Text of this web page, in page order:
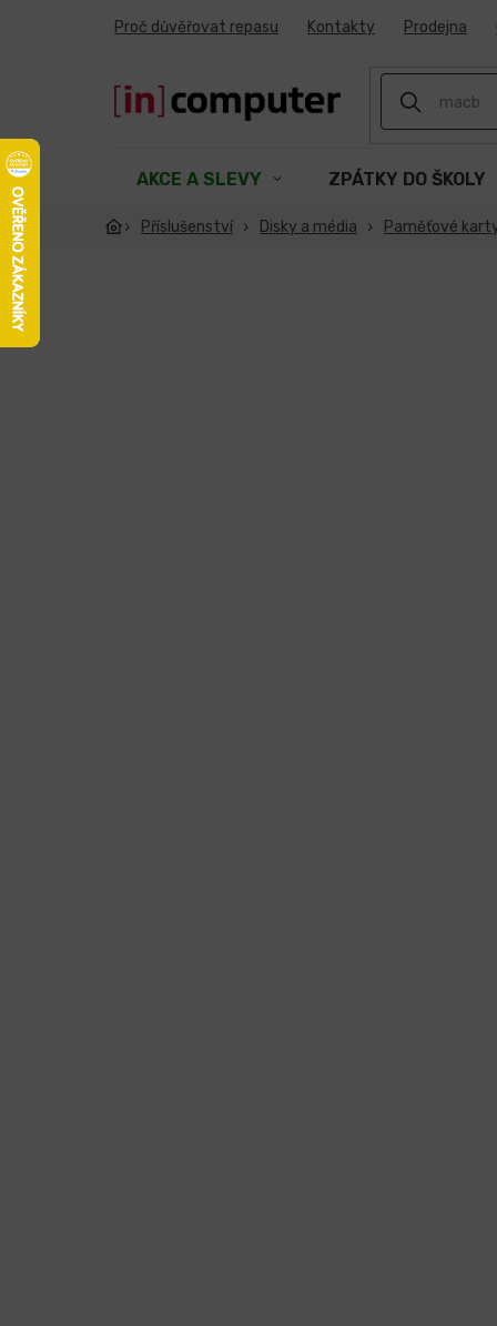
Proč důvěřovat repasu Kontakty Prodejna
AKCE A SLEVY ZPÁTKY DO ŠKOLY
Příslušenství Disky a média Paměťové